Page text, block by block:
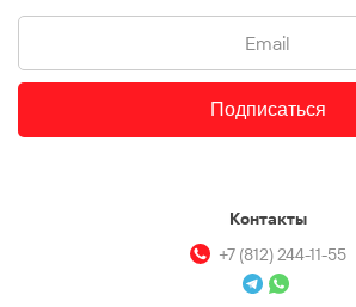
Контакты
+7 (812) 244-11-55
Подписаться